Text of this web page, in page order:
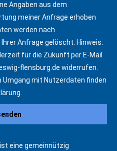
Angaben aus dem
meiner Anfrage erhoben
werden nach
Anfrage gelöscht. Hinweis:
für die Zukunft per E-Mail
flensburg.de widerrufen.
mit Nutzerdaten finden
eine gemeinnützig